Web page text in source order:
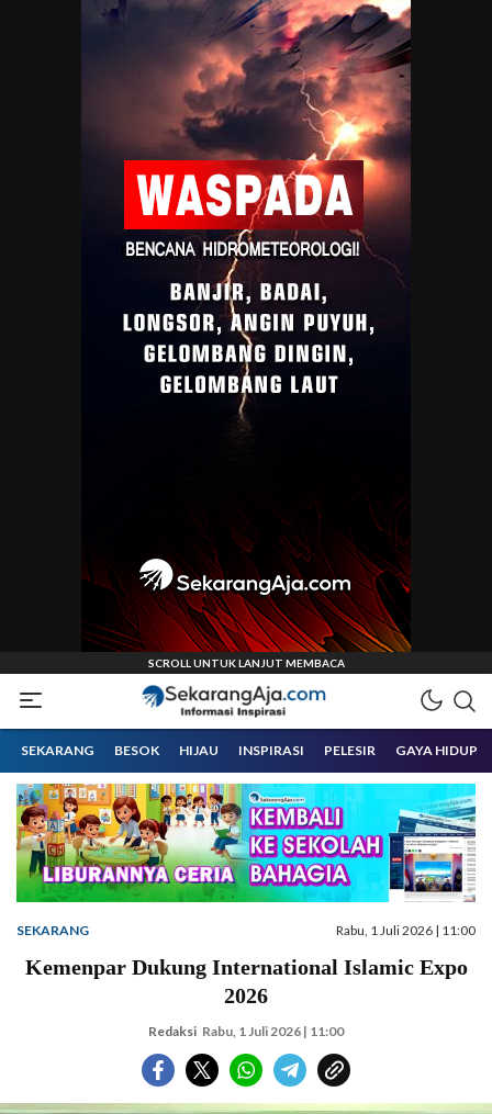
Sekarangaja
Informasi Inspirasi Malang Raya
SEKARANG BESOK HIJAU INSPIRASI PELESIR GAYA HIDUP
SEKARANG Rabu, 1 Juli 2026 | 11:00
Kemenpar Dukung International Islamic Expo
2026
Redaksi Rabu, 1 Juli 2026 | 11:00